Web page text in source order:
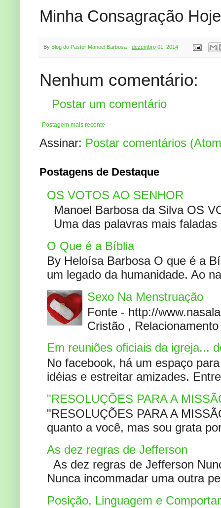
Minha Consagração
By Blog do Pastor Manoel Barbosa - dezembro 01, 2014
Nenhum comentário:
Postar um comentário
Postagem mais recente
Assinar: Postar comentários
Postagens de Destaque
OS VOTOS AO SENHOR
Manoel Barbosa da Silva OS
Uma das palavras mais
O Que é a Bíblia
By Heloísa Barbosa O que é a
um legado da humanidade. Ao
Sexo Na Menstruação
Fonte - http://
Cristão ,
Em reuniões oficiais da igreja...
No facebook, há um espaço
idéias e estreitar amizades.
"RESOLUÇÕES PARA A
"RESOLUÇÕES PARA A
quanto a você, mas sou grata
As dez regras de Jefferson
As dez regras de Jefferson
Nunca incommadar uma outra
Posição, Linguagem e